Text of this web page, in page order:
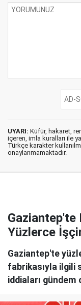
UYARI: Küfür, hakaret,
içeren, imla kuralları ile
Türkçe karakter
onaylanmamaktadır.
Gaziantep'te
Yüzlerce
Gaziantep'te
fabrikasıyla ilgili
iddiaları gündem